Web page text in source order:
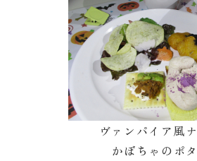
ヴァンパイア風
かぼちゃのポ